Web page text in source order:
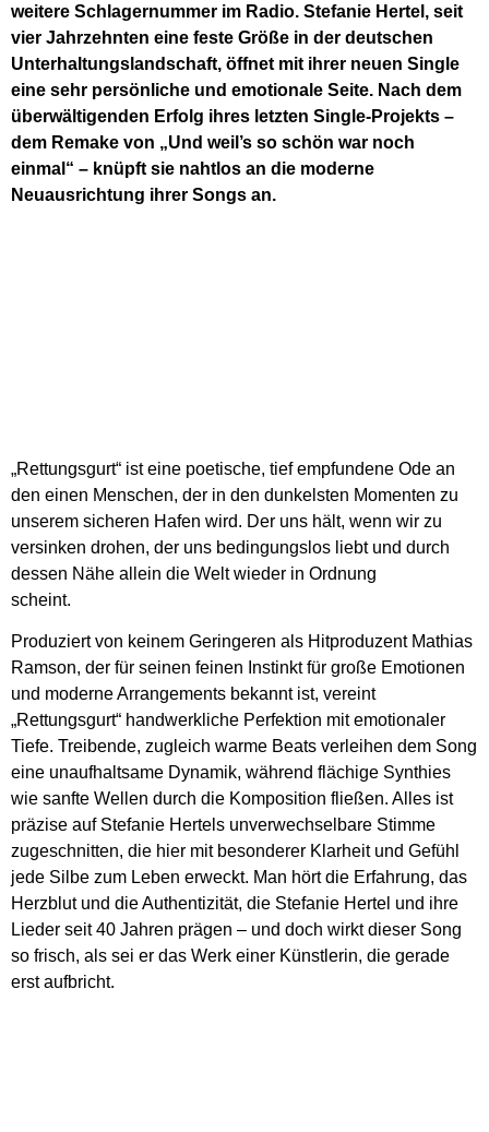
weitere Schlagernummer im Radio. Stefanie Hertel, seit
vier Jahrzehnten eine feste Größe in der deutschen
Unterhaltungslandschaft, öffnet mit ihrer neuen Single
eine sehr persönliche und emotionale Seite. Nach dem
überwältigenden Erfolg ihres letzten Single-Projekts –
dem Remake von „Und weil’s so schön war noch
einmal“ – knüpft sie nahtlos an die moderne
Neuausrichtung ihrer Songs an.
„Rettungsgurt“ ist eine poetische, tief empfundene Ode an
den einen Menschen, der in den dunkelsten Momenten zu
unserem sicheren Hafen wird. Der uns hält, wenn wir zu
versinken drohen, der uns bedingungslos liebt und durch
dessen Nähe allein die Welt wieder in Ordnung
scheint.
Produziert von keinem Geringeren als Hitproduzent Mathias
Ramson, der für seinen feinen Instinkt für große Emotionen
und moderne Arrangements bekannt ist, vereint
„Rettungsgurt“ handwerkliche Perfektion mit emotionaler
Tiefe. Treibende, zugleich warme Beats verleihen dem Song
eine unaufhaltsame Dynamik, während flächige Synthies
wie sanfte Wellen durch die Komposition fließen. Alles ist
präzise auf Stefanie Hertels unverwechselbare Stimme
zugeschnitten, die hier mit besonderer Klarheit und Gefühl
jede Silbe zum Leben erweckt. Man hört die Erfahrung, das
Herzblut und die Authentizität, die Stefanie Hertel und ihre
Lieder seit 40 Jahren prägen – und doch wirkt dieser Song
so frisch, als sei er das Werk einer Künstlerin, die gerade
erst aufbricht.